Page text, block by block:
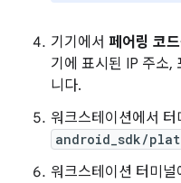
기기에서 페어링 코
기에 표시된 IP 주소,
니다.
워크스테이션에서
android_sdk/
워크스테이션 터미널